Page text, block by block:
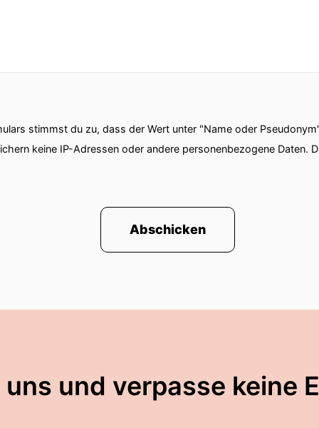
stimmst du zu, dass der Wert unter "Name oder
keine IP-Adressen oder andere personenbezogene Daten.
Abschicken
uns und verpasse keine